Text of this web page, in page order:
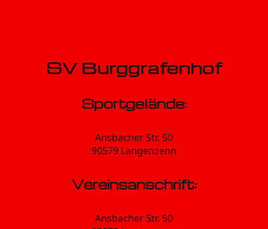
SV Burggrafenhof
Sportgelände:
Ansbacher Str. 50
90579 Langenzenn
Vereinsanschrift:
Ansbacher Str. 50